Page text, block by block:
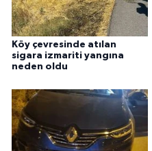
Köy çevresinde atılan
sigara izmariti yangına
neden oldu